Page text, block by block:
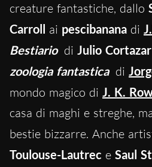
creature fantastiche, dallo
Carroll ai pescibanana di
Bestiario di Julio Cortazar
zoologia fantastica di
mondo magico di J. K.
casa di maghi e streghe,
bestie bizzarre. Anche
Toulouse-Lautrec e Saul